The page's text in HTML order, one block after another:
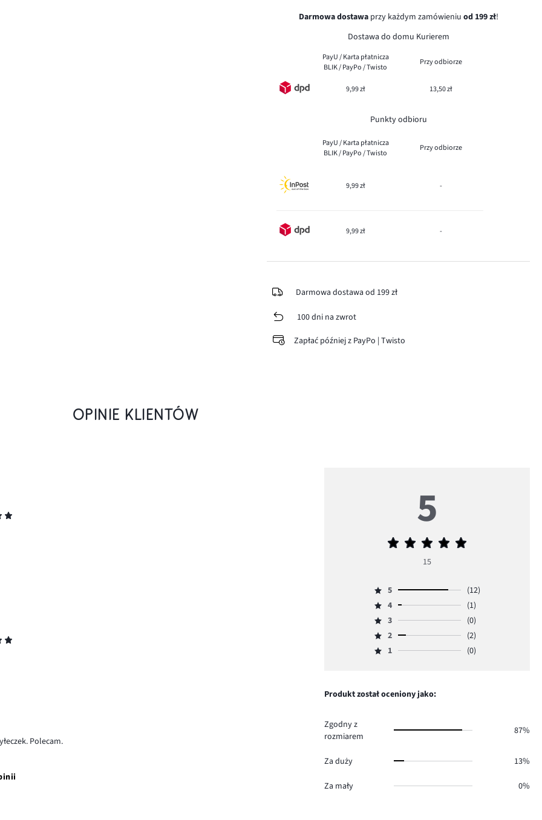
Darmowa dostawaprzy każdym zamówieniu od 199 zł!
Dostawa do domu Kurierem
PayU / Karta płatnicza
BLIK / PayPo / Twisto
Przy odbiorze
9,99 zł 13,50 zł
Punkty odbioru
PayU / Karta płatnicza
BLIK / PayPo / Twisto
Przy odbiorze
9,99 zł -
9,99 zł -
Darmowa dostawa od 199 zł
100 dni na zwrot
Zapłać później z PayPo | Twisto
OPINIE KLIENTÓW
Polecam.
5
Średnia
5
15
Ocena
5,
ilość
głosów
5
(12)
Ocena
4,
ilość
głosów
4
(1)
Ocena
3,
ilość
3
(0)
Ocena
2,
2.
2
(2)
Ocena
głosów
1 (0)
Produkt został oceniony jako:
Zgodny z
rozmiarem
87%
Za duży 13%
Za mały 0%